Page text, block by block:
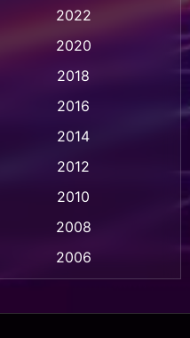
มชั่น (1)
มชัน (1)
เรื่องจริง(75)
2022
2020
2018
2016
2014
2012
2010
2008
2006
2002